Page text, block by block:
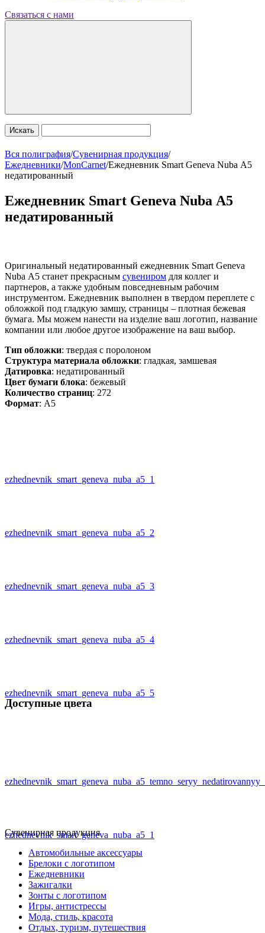
Связаться с нами
Искать
Вся полиграфия/Сувенирная продукция/
Ежедневники/MonCarnet/Ежедневник Smart Geneva Nuba А5
недатированный
Ежедневник Smart Geneva Nuba А5
недатированный
Оригинальный недатированный ежедневник Smart Geneva
Nuba А5 станет прекрасным сувениром для коллег и
партнеров, а также удобным повседневным рабочим
инструментом. Ежедневник выполнен в твердом переплете с
обложкой под гладкую замшу, страницы – плотная бежевая
бумага. Мы можем нанести на изделие ваш логотип, название
компании или любое другое изображение на ваш выбор.
Тип обложки: твердая с поролоном
Структура материала обложки: гладкая, замшевая
Датировка: недатированный
Цвет бумаги блока: бежевый
Количество страниц: 272
Формат: А5
ezhednevnik_smart_geneva_nuba_a5_1
ezhednevnik_smart_geneva_nuba_a5_2
ezhednevnik_smart_geneva_nuba_a5_3
ezhednevnik_smart_geneva_nuba_a5_4
ezhednevnik_smart_geneva_nuba_a5_5
Доступные цвета
ezhednevnik_smart_geneva_nuba_a5_1
Сувенирная продукция
Автомобильные аксессуары
Брелоки с логотипом
Ежедневники
Зажигалки
Зонты с логотипом
Игры, антистрессы
Мода, стиль, красота
Отдых, туризм, путешествия